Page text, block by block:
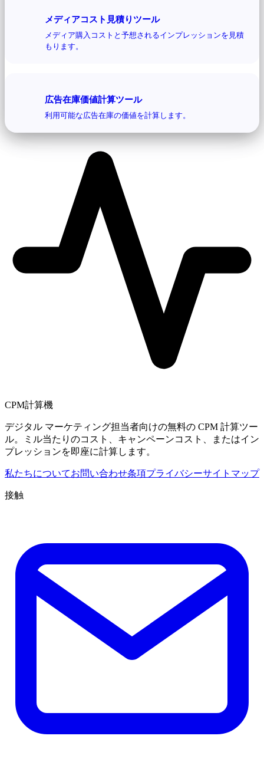
メディアコスト見積りツール
メディア購入コストと予想されるインプレッションを見積
もります。
広告在庫価値計算ツール
利用可能な広告在庫の価値を計算します。
CPM計算機
デジタル マーケティング担当者向けの無料の CPM 計算ツー
ル。ミル当たりのコスト、キャンペーンコスト、またはイン
プレッションを即座に計算します。
私たちについてお問い合わせ条項プライバシーサイトマップ
接触